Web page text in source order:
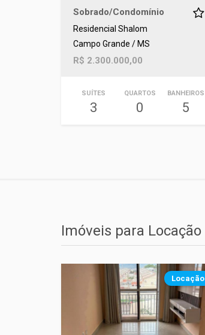
Sobrado/Condomínio
Residencial Shalom
Campo Grande / MS
R$ 2.300.000,00
SUÍTES
3
QUARTOS
0
BANHEIROS
5
Imóveis para Locação
Locação